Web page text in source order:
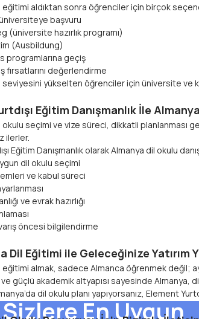
eğitimi aldıktan sonra öğrenciler için birçok
üniversiteye başvuru
(üniversite hazırlık programı)
(Ausbildung)
programlarına geçiş
fırsatlarını değerlendirme
seviyesini yükselten öğrenciler için üniversite ve
Eğitim Danışmanlık İle
okulu seçimi ve vize süreci, dikkatli
ilerler.
Eğitim Danışmanlık olarak Almanya dil okulu
dil okulu seçimi
ve kabul süreci
ve evrak hazırlığı
öncesi bilgilendirme
Dil Eğitimi ile Geleceğinize Yatırım
eğitimi almak, sadece Almanca öğrenmek değil;
ve güçlü akademik altyapısı sayesinde
dil okulu planı yapıyorsanız, Element
Hemen Arayın!
Sizlere En Uygun